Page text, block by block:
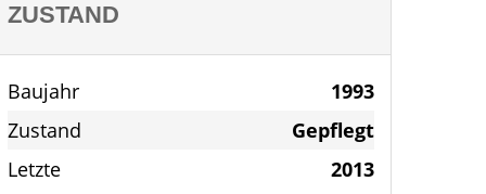
ZUSTAND
Baujahr
1993
Zustand
Gepflegt
Letzte
2013